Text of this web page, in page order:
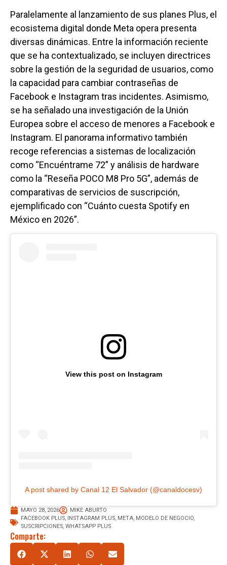
Paralelamente al lanzamiento de sus planes Plus, el
ecosistema digital donde Meta opera presenta
diversas dinámicas. Entre la información reciente
que se ha contextualizado, se incluyen directrices
sobre la gestión de la seguridad de usuarios, como
la capacidad para cambiar contraseñas de
Facebook e Instagram tras incidentes. Asimismo,
se ha señalado una investigación de la Unión
Europea sobre el acceso de menores a Facebook e
Instagram. El panorama informativo también
recoge referencias a sistemas de localización
como “Encuéntrame 72” y análisis de hardware
como la “Reseña POCO M8 Pro 5G”, además de
comparativas de servicios de suscripción,
ejemplificado con “Cuánto cuesta Spotify en
México en 2026”.
View this post on Instagram
A post shared by Canal 12 El Salvador (@canaldocesv)
MAYO 28, 2026
MIKE ABURTO
FACEBOOK PLUS, INSTAGRAM PLUS, META, MODELO DE NEGOCIO,
SUSCRIPCIONES, WHATSAPP PLUS
Comparte: